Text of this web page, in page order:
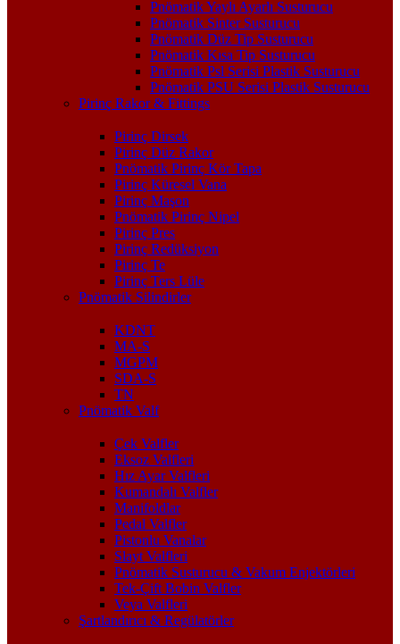
Pnömatik Yaylı Ayarlı Susturucu
Pnömatik Sinter Susturucu
Pnömatik Düz Tip Susturucu
Pnömatik Kısa Tip Susturucu
Pnömatik Psl Serisi Plastik Susturucu
Pnömatik PSU Serisi Plastik Susturucu
Pirinç Rakor & Fittings
Pirinç Dirsek
Pirinç Düz Rakor
Pnömatik Pirinç Kör Tapa
Pirinç Küresel Vana
Pirinç Maşon
Pnömatik Pirinç Nipel
Pirinç Pres
Pirinç Redüksiyon
Pirinç Te
Pirinç Ters Lüle
Pnömatik Silindirler
KDNT
MA-S
MGPM
SDA-S
TN
Pnömatik Valf
Çek Valfler
Eksoz Valfleri
Hız Ayar Valfleri
Kumandalı Valfler
Manifoldlar
Pedal Valfler
Pistonlu Vanalar
Slayt Valfleri
Pnömatik Susturucu & Vakum Enjektörleri
Tek-Çift Bobin Valfler
Veya Valfleri
Şartlandırıcı & Regülatörler